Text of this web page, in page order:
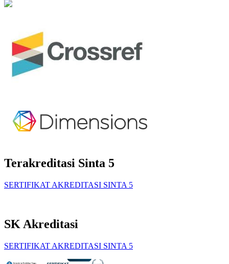
Terakreditasi Sinta 5
SERTIFIKAT AKREDITASI SINTA 5
SK Akreditasi
SERTIFIKAT AKREDITASI SINTA 5